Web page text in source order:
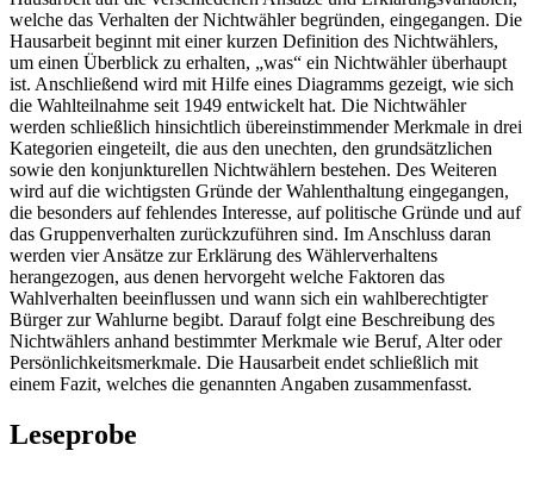
welche das Verhalten der Nichtwähler begründen, eingegangen. Die
Hausarbeit beginnt mit einer kurzen Definition des Nichtwählers,
um einen Überblick zu erhalten, „was“ ein Nichtwähler überhaupt
ist. Anschließend wird mit Hilfe eines Diagramms gezeigt, wie sich
die Wahlteilnahme seit 1949 entwickelt hat. Die Nichtwähler
werden schließlich hinsichtlich übereinstimmender Merkmale in drei
Kategorien eingeteilt, die aus den unechten, den grundsätzlichen
sowie den konjunkturellen Nichtwählern bestehen. Des Weiteren
wird auf die wichtigsten Gründe der Wahlenthaltung eingegangen,
die besonders auf fehlendes Interesse, auf politische Gründe und auf
das Gruppenverhalten zurückzuführen sind. Im Anschluss daran
werden vier Ansätze zur Erklärung des Wählerverhaltens
herangezogen, aus denen hervorgeht welche Faktoren das
Wahlverhalten beeinflussen und wann sich ein wahlberechtigter
Bürger zur Wahlurne begibt. Darauf folgt eine Beschreibung des
Nichtwählers anhand bestimmter Merkmale wie Beruf, Alter oder
Persönlichkeitsmerkmale. Die Hausarbeit endet schließlich mit
einem Fazit, welches die genannten Angaben zusammenfasst.
Leseprobe